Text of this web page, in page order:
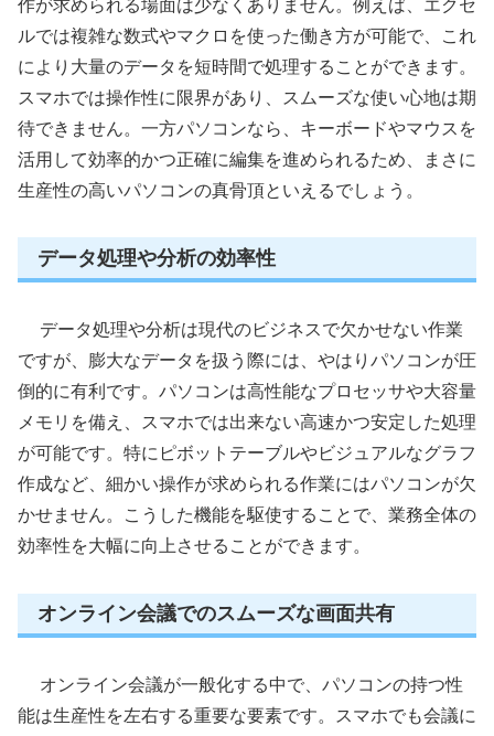
作が求められる場面は少なくありません。例えば、エクセ
ルでは複雑な数式やマクロを使った働き方が可能で、これ
により大量のデータを短時間で処理することができます。
スマホでは操作性に限界があり、スムーズな使い心地は期
待できません。一方パソコンなら、キーボードやマウスを
活用して効率的かつ正確に編集を進められるため、まさに
生産性の高いパソコンの真骨頂といえるでしょう。
データ処理や分析の効率性
データ処理や分析は現代のビジネスで欠かせない作業
ですが、膨大なデータを扱う際には、やはりパソコンが圧
倒的に有利です。パソコンは高性能なプロセッサや大容量
メモリを備え、スマホでは出来ない高速かつ安定した処理
が可能です。特にピボットテーブルやビジュアルなグラフ
作成など、細かい操作が求められる作業にはパソコンが欠
かせません。こうした機能を駆使することで、業務全体の
効率性を大幅に向上させることができます。
オンライン会議でのスムーズな画面共有
オンライン会議が一般化する中で、パソコンの持つ性
能は生産性を左右する重要な要素です。スマホでも会議に